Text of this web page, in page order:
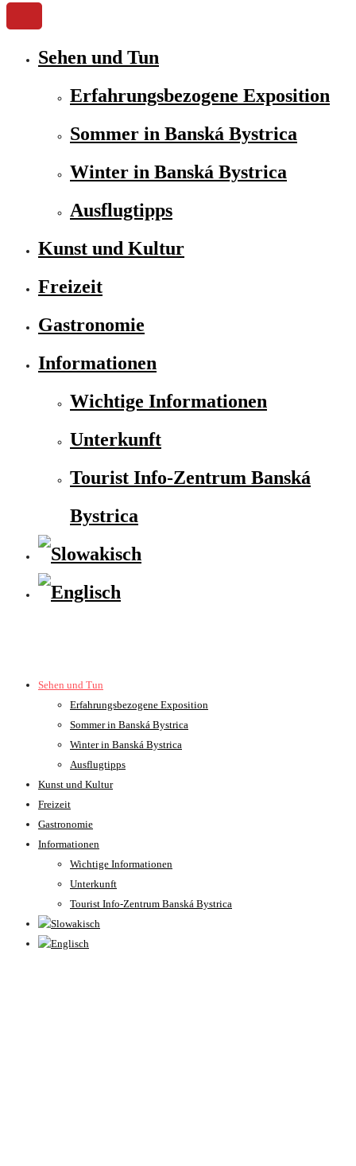
Sehen und Tun
Erfahrungsbezogene Exposition
Sommer in Banská Bystrica
Winter in Banská Bystrica
Ausflugtipps
Kunst und Kultur
Freizeit
Gastronomie
Informationen
Wichtige Informationen
Unterkunft
Tourist Info-Zentrum Banská
Bystrica
Sehen und Tun
Erfahrungsbezogene Exposition
Sommer in Banská Bystrica
Winter in Banská Bystrica
Ausflugtipps
Kunst und Kultur
Freizeit
Gastronomie
Informationen
Wichtige Informationen
Unterkunft
Tourist Info-Zentrum Banská Bystrica